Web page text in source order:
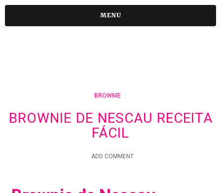
MENU
BROWNIE
BROWNIE DE NESCAU RECEITA
FÁCIL
ADD COMMENT